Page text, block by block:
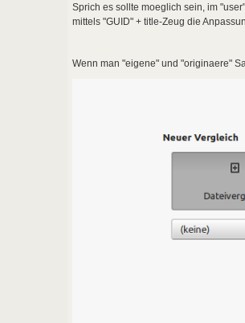
Sprich es sollte moeglich sein, im
mittels "GUID" + title-Zeug die
Wenn man "eigene" und "originaere"